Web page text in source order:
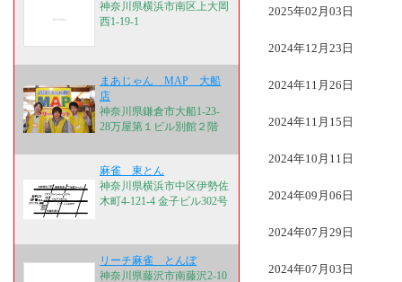
神奈川県横浜市南区上大岡
西1-19-1
まあじゃん MAP 大船
店
神奈川県鎌倉市大船1-23-
28万屋第１ビル別館２階
麻雀 東とん
神奈川県横浜市中区伊勢佐
木町4-121-4 金子ビル302号
リーチ麻雀 とんぼ
神奈川県藤沢市南藤沢2-10
2025年02月03日
2024年12月23日
2024年11月26日
2024年11月15日
2024年10月11日
2024年09月06日
2024年07月29日
2024年07月03日